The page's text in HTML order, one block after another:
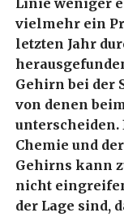
Linie weniger
vielmehr ein
letzten Jahr
Gehirn bei der
von denen
unterscheiden.
Chemie und
Gehirns kann
nicht
der Lage sind,